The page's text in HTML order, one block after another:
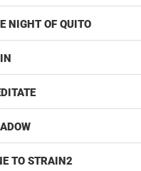
NIGHT OF QUITO
TO STRAIN2